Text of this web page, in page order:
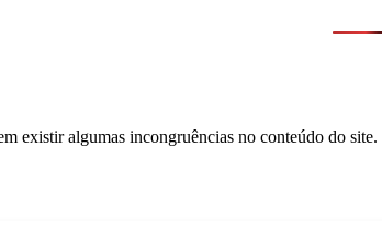
existir algumas incongruências no conteúdo do site.